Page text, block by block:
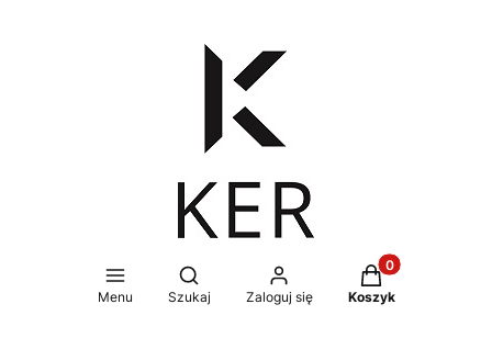
Menu
Otwórz wyszukiwarkę
Szukaj Zaloguj się
Produkty w
Koszyk